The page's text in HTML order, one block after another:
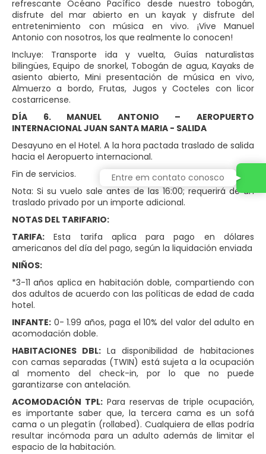
refrescante Océano Pacífico desde nuestro tobogán,
disfrute del mar abierto en un kayak y disfrute del
entretenimiento con música en vivo. ¡Vive Manuel
Antonio con nosotros, los que realmente lo conocen!
Incluye: Transporte ida y vuelta, Guías naturalistas
bilingües, Equipo de snorkel, Tobogán de agua, Kayaks de
asiento abierto, Mini presentación de música en vivo,
Almuerzo a bordo, Frutas, Jugos y Cocteles con licor
costarricense.
DÍA 6. MANUEL ANTONIO – AEROPUERTO
INTERNACIONAL JUAN SANTA MARIA - SALIDA
Desayuno en el Hotel. A la hora pactada traslado de salida
hacia el Aeropuerto internacional.
Fin de servicios.
Nota: Si su vuelo sale antes de las 16:00; requerirá de un
traslado privado por un importe adicional.
NOTAS DEL TARIFARIO:
TARIFA: Esta tarifa aplica para pago en dólares
americanos del día del pago, según la liquidación enviada
NIÑOS:
*3-11 años aplica en habitación doble, compartiendo con
dos adultos de acuerdo con las políticas de edad de cada
hotel.
INFANTE: 0- 1.99 años, paga el 10% del valor del adulto en
acomodación doble.
HABITACIONES DBL: La disponibilidad de habitaciones
con camas separadas (TWIN) está sujeta a la ocupación
al momento del check-in, por lo que no puede
garantizarse con antelación.
ACOMODACIÓN TPL:Para reservas de triple ocupación,
es importante saber que, la tercera cama es un sofá
cama o un plegatín (rollabed). Cualquiera de ellas podría
resultar incómoda para un adulto además de limitar el
espacio de la habitación.
Entre em contato conosco